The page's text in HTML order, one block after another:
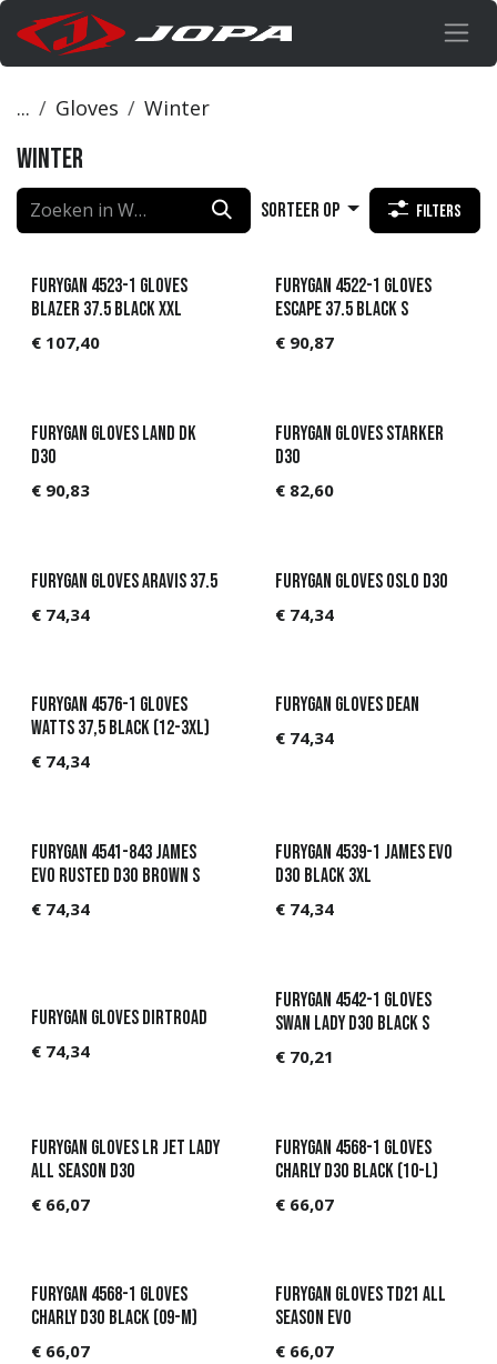
Overslaan naar inhoud
... Gloves Winter
Winter
Sorteer op Filters
Furygan 4523-1 Gloves
Blazer 37.5 Black XXL
€ 107,40
Furygan 4522-1 Gloves
Escape 37.5 Black S
€ 90,87
Furygan Gloves Land DK
D3O
€ 90,83
Furygan GLOVES STARKER
D3O
€ 82,60
Furygan Gloves Aravis 37.5
€ 74,34
Furygan Gloves Oslo D3O
€ 74,34
Furygan 4576-1 Gloves
Watts 37,5 Black (12-3XL)
€ 74,34
Furygan Gloves Dean
€ 74,34
Furygan 4541-843 JAMES
Evo Rusted D3O Brown S
€ 74,34
Furygan 4539-1 JAMES Evo
D3O Black 3XL
€ 74,34
Furygan Gloves Dirtroad
€ 74,34
Furygan 4542-1 Gloves
Swan Lady D3O Black S
€ 70,21
Furygan Gloves LR Jet Lady
All Season D3O
€ 66,07
Furygan 4568-1 Gloves
Charly D3O Black (10-L)
€ 66,07
Furygan 4568-1 Gloves
Charly D3O Black (09-M)
€ 66,07
Furygan Gloves TD21 All
Season Evo
€ 66,07